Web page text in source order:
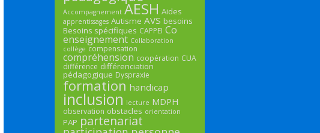
Accompagnement AESH Aides
apprentissages Autisme AVS besoins
Besoins spécifiques CAPPEI Co
enseignement Collaboration
collège compensation
compréhension coopération CUA
différence différenciation
pédagogique Dyspraxie
formation handicap
inclusion lecture MDPH
observation obstacles orientation
PAP partenariat